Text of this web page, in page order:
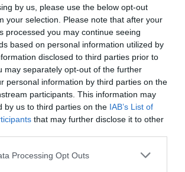
by us, please use the below opt-out
your selection. Please note that after your
processed you may continue seeing
based on personal information utilized by
disclosed to third parties prior to
may separately opt-out of the further
personal information by third parties on the
participants. This information may
by us to third parties on the IAB’s List of
that may further disclose it to other
this website/app uses one or more Google
Processing Opt Outs
ωράριο για επίσκεψη στον
το ειρηνευτικό σχέδιο των ΗΠΑ
τον αφοπλισμό της Χαμάς
λύση των δύο κρατών αποτελεί την
για την Κύπρο